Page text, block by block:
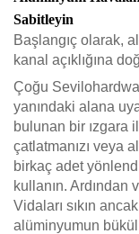
Sabitleyin
Başlangıç olarak,
kanal açıklığına
Çoğu
yanındaki alana
bulunan bir ızgara
çatlatmanızı veya
birkaç adet
kullanın. Ardından
Vidaları sıkın
alüminyumun